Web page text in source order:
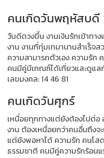
คนเกิดวันพฤหัสบดี
วันดีดวงขึ้น งานเงินรักเข้าทา
งาน งานที่ทุ่มเทมานานสำเร็จ
ความสามารถตัวเอง ความรั
คนมีคู่มีเกณฑ์ได้เที่ยวและดูแ
เลขมงคล: 14 46 81
คนเกิดวันศุกร์
เหนื่อยทุกทางแต่ยังต้องไปต่
งาน ต้องเหนื่อยกว่าคนอื่นถึงจ
แต่ยังพอหาได้ ความรัก คนโ
ธรรมชาติ คนมีคู่ความรักร้อน